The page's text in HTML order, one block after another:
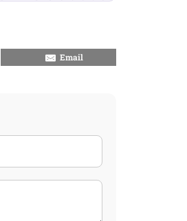
Email